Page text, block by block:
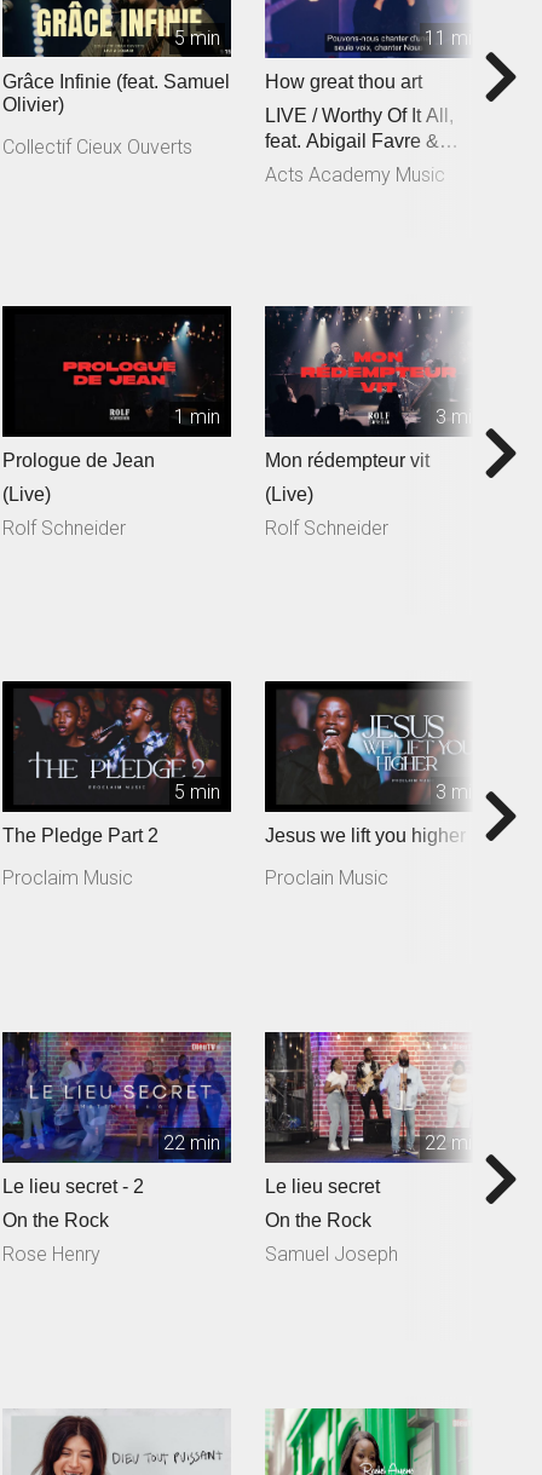
5 min
Grâce Infinie (feat. Samuel
Olivier)
Collectif Cieux Ouverts
11 min
How great thou art
LIVE / Worthy Of It All,
feat. Abigail Favre &
Esben Engholm
Acts Academy Music
1 min
Prologue de Jean
(Live)
Rolf Schneider
3 min
Mon rédempteur vit
(Live)
Rolf Schneider
5 min
The Pledge Part 2
Proclaim Music
3 min
Jesus we lift you higher
Proclain Music
22 min
Le lieu secret - 2
On the Rock
Rose Henry
22 min
Le lieu secret
On the Rock
Samuel Joseph